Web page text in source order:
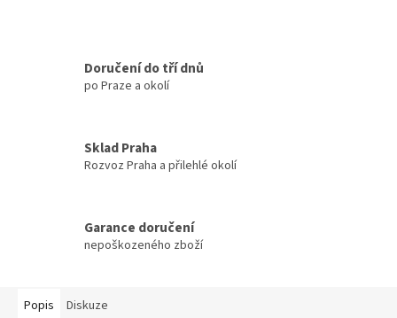
Doručení do tří dnů
po Praze a okolí
Sklad Praha
Rozvoz Praha a přilehlé okolí
Garance doručení
nepoškozeného zboží
Popis Diskuze